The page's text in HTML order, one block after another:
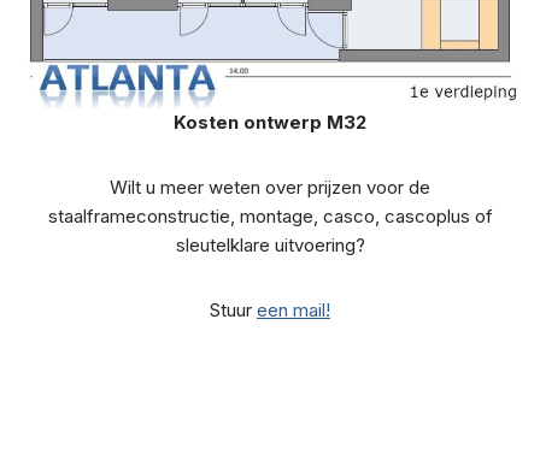
Kosten ontwerp M32
Wilt u meer weten over prijzen voor de
staalframeconstructie, montage, casco, cascoplus of
sleutelklare uitvoering?
Stuur een mail!